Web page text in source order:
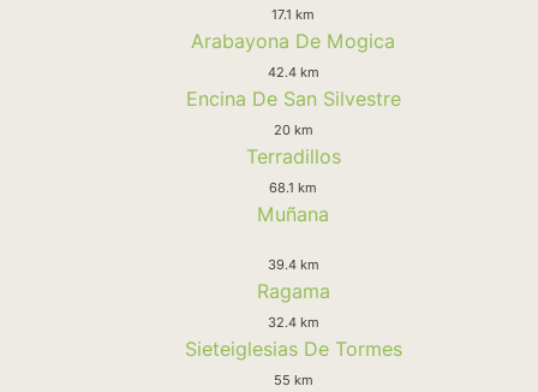
17.1 km
Arabayona De Mogica
42.4 km
Encina De San Silvestre
20 km
Terradillos
68.1 km
Muñana
39.4 km
Ragama
32.4 km
Sieteiglesias De Tormes
55 km